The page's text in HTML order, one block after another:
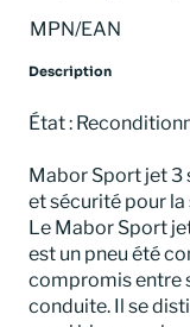
MPN/EAN
État :
Mabor Sport jet 3
et sécurité pour la
Le Mabor Sport
est un pneu été
compromis entre
conduite. Il se
Description